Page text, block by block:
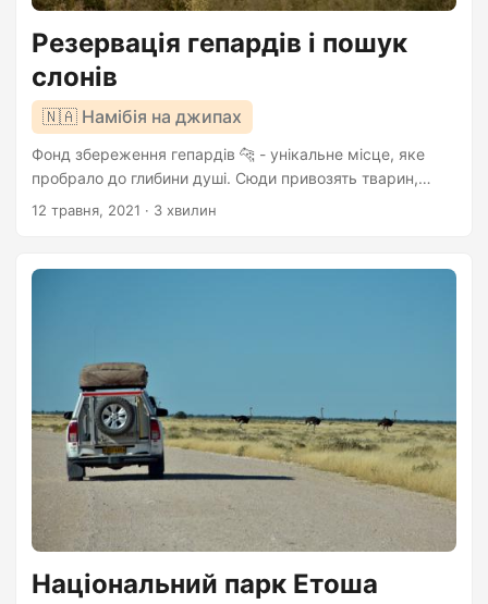
Резервація гепардів і пошук
слонів
🇳🇦 Намібія на джипах
Фонд збереження гепардів 🐆 - унікальне місце, яке
пробрало до глибини душі. Сюди привозять тварин,
яких забрали у горе-фермерів. В Намібії це типова
життя в дикій природі. Фонд живе за рахунок
втрачають швидкість....
12 травня, 2021 · 3 хвилин
Національний парк Етоша